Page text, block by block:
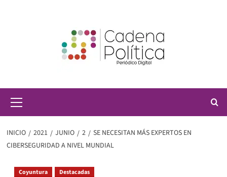
principal
INICIO 2021 JUNIO 2
SE NECESITAN MÁS EXPERTOS EN
CIBERSEGURIDAD A NIVEL MUNDIAL
Coyuntura Destacadas